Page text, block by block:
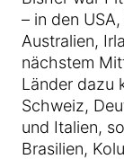
– in den
Australien,
nächstem
Länder dazu
Schweiz,
und Italien,
Brasilien,